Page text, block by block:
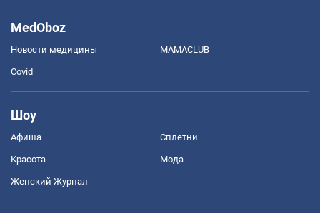
MedOboz
Новости медицины MAMACLUB
Covid
Шоу
Афиша Сплетни
Красота Мода
Женский Журнал